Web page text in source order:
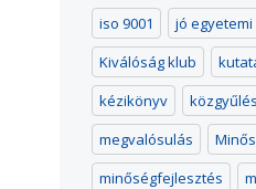
iso 9001
jó
Kiválóság klub
kézikönyv
közgyűlés
megvalósulás
minőségfejlesztés